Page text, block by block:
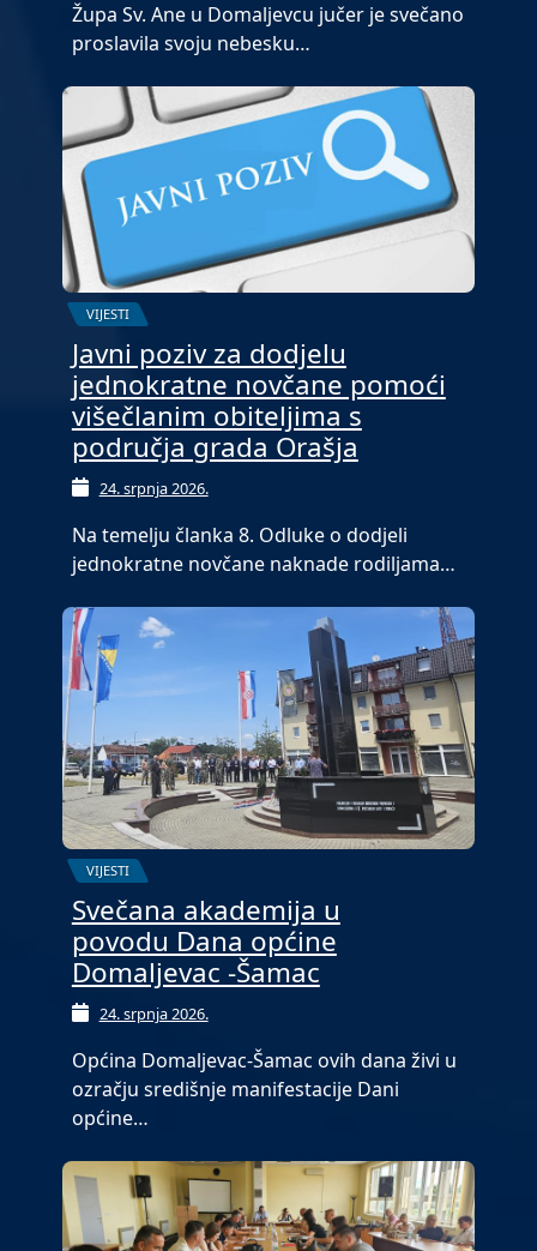
Župa Sv. Ane u Domaljevcu jučer je svečano
proslavila svoju nebesku…
VIJESTI
Javni poziv za dodjelu
jednokratne novčane pomoći
višečlanim obiteljima s
područja grada Orašja
24. srpnja 2026.
Na temelju članka 8. Odluke o dodjeli
jednokratne novčane naknade rodiljama…
VIJESTI
Svečana akademija u
povodu Dana općine
Domaljevac -Šamac
24. srpnja 2026.
Općina Domaljevac-Šamac ovih dana živi u
ozračju središnje manifestacije Dani
općine…